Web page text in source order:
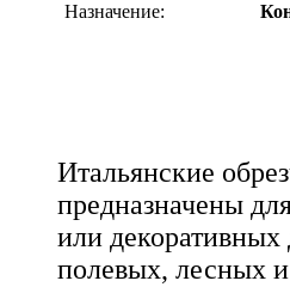
Назначение:
Итальянские
предназначены
или декоративных
полевых, лесных и